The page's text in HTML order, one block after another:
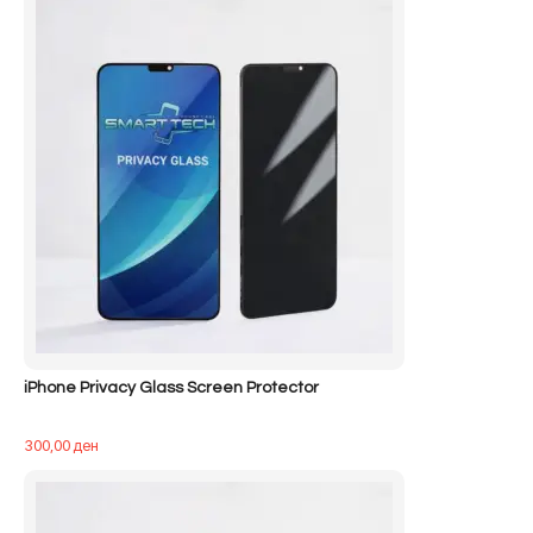
iPhone Privacy Glass Screen Protector
300,00ден